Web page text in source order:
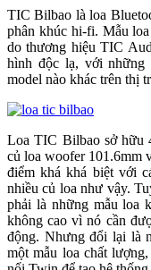
TIC Bilbao là loa
phân khúc hi-fi. Mẫu
do thương hiệu TIC
hình độc lạ, với những
model nào khác trên thị
Loa TIC Bilbao sở hữu
củ loa woofer 101.6mm
điểm khá khá biệt với
nhiều củ loa như vậy.
phải là những mẫu loa
không cao vì nó cần
động. Nhưng đổi lại là
một mẫu loa chất